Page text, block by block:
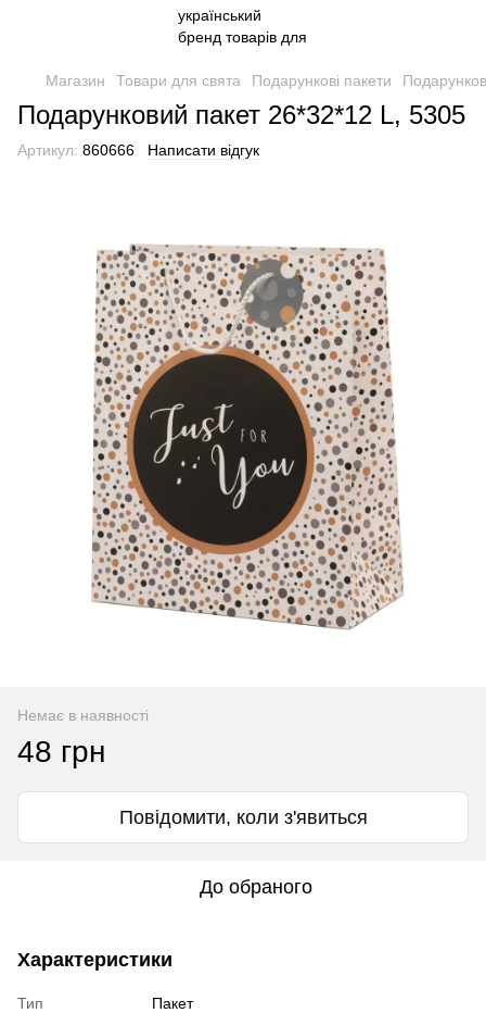
Магазин Товари для свята Подарункові пакети
Подарунковий пакет 26*32*12 L, 5305
Артикул: 860666 Написати відгук
Немає в наявності
48 грн
Повідомити, коли з'явиться
До обраного
Характеристики
Тип
Пакет